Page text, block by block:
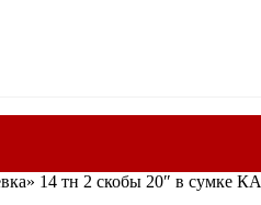
14 тн 2 скобы 20″ в сумке